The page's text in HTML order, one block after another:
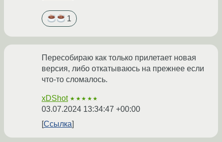
1
Пересобираю как только прилетает новая
версия, либо откатываюсь на прежнее если
что-то сломалось.
xDShot ★★★★★
03.07.2024 13:34:47 +00:00
Ссылка